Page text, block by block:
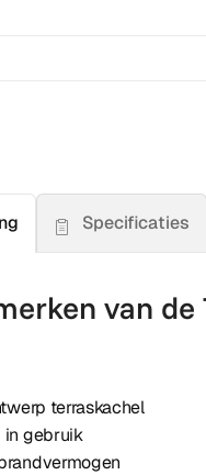
Specificaties
van
terraskachel
in gebruik